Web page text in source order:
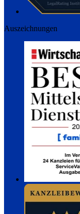
Auszeichnungen